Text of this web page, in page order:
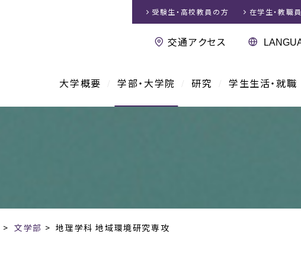
大学概要 学部・大学院 研究 学生生活・就職
受験生・高校教員 の方 在学生・教職員
交通アクセス
>文学部 >地理学科 地域環境研究専攻